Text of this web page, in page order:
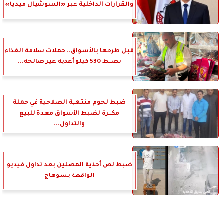
والقرارات الداخلية عبر «السوشيال ميديا»
قبل طرحها بالأسواق.. حملات سلامة الغذاء
تضبط 530 كيلو أغذية غير صالحة...
ضبط لحوم منتهية الصلاحية في حملة
مكبرة لضبط الأسواق معدة للبيع
والتداول...
ضبط لص أحذية المصلين بعد تداول فيديو
الواقعة بسوهاج